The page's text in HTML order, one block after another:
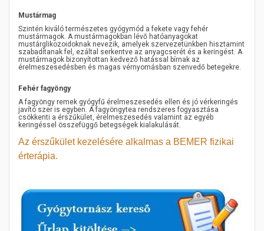
Mustármag
Szintén kiváló természetes gyógymód a fekete vagy fehér
mustármagok. A mustármagokban lévő hatóanyagokat
mustárglikozoidoknak nevezik, amelyek szervezetünkben hisztamint
szabadítanak fel, ezáltal serkentve az anyagcserét és a keringést. A
mustármagok bizonyítottan kedvező hatással bírnak az
érelmeszesedésben és magas vérnyomásban szenvedő betegekre.
Fehér fagyöngy
A fagyöngy remek gyógyfű érelmeszesedés ellen és jó vérkeringés
javító szer is egyben. A fagyöngytea rendszeres fogyasztása
csökkenti a érszűkület, érelmeszesedés valamint az egyéb
keringéssel összefüggő betegségek kialakulását.
Az érszűkület kezelésére alkalmas a BEMER fizikai
érterápia.